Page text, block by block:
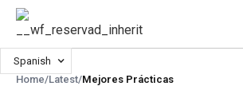
Spanish
Home/Latest/Mejores Prácticas